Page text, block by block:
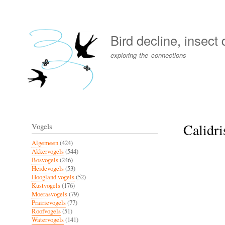
menu
Bird decline, insect
exploring the connections
Vogels
Algemeen(424)
Akkervogels(544)
Bosvogels(246)
Heidevogels(53)
Hoogland vogels(52)
Kustvogels(176)
Moerasvogels(79)
Prairievogels(77)
Roofvogels(51)
Watervogels(141)